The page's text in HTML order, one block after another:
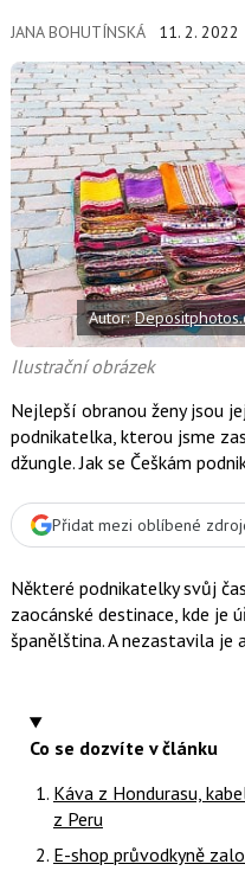
JANA BOHUTÍNSKÁ 11. 2. 2022
Autor:
Ilustrační obrázek
Nejlepší obranou ženy jsou
podnikatelka, kterou jsme
džungle. Jak se Češkám
Přidat mezi oblíbené
Některé podnikatelky svůj
zaocánské destinace, kde je
španělština. A nezastavila je
Co se dozvíte v článku
Káva z Hondurasu,
z Peru
E-shop průvodkyně